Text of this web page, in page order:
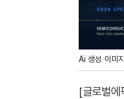
Ai 생성 이미지
[글로벌